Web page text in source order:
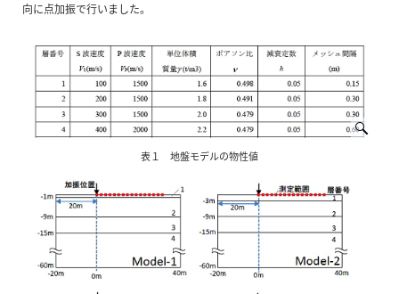
向に点加振で行いました。
表１ 地盤モデルの物性値